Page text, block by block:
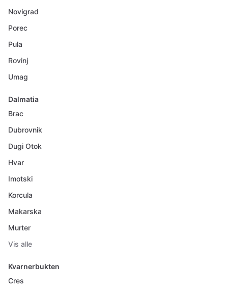
Novigrad
Porec
Pula
Rovinj
Umag
Dalmatia
Brac
Dubrovnik
Dugi Otok
Hvar
Imotski
Korcula
Makarska
Murter
Vis alle
Kvarnerbukten
Cres